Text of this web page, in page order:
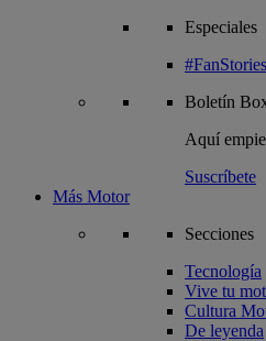
Especiales
Boletín
Aquí
Suscríbete
Más Motor
Secciones
Tecnología
Vive tu
Cultura
De leyenda